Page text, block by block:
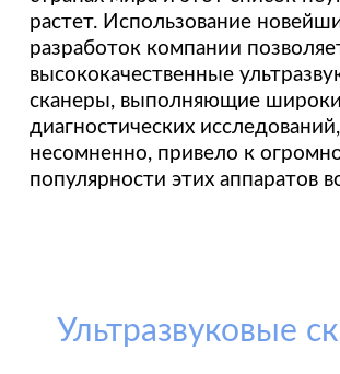
растет. Использование
разработок компании
высококачественные
сканеры, выполняющие
диагностических
несомненно, привело к
популярности этих аппаратов
Ультразвуковые